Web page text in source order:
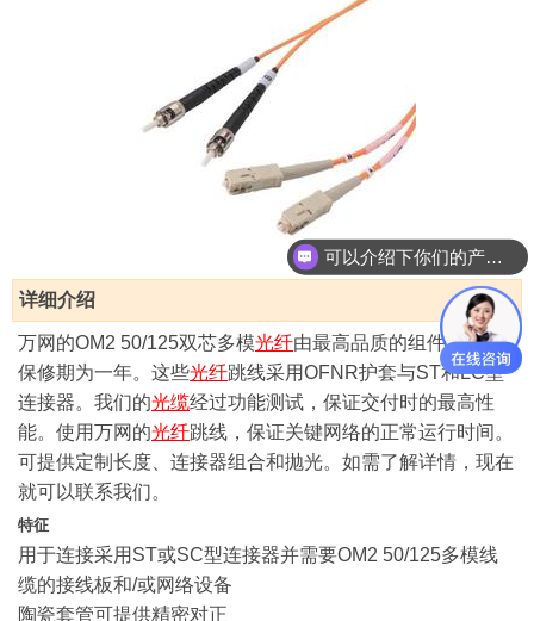
详细介绍
万网的OM2 50/125双芯多模光纤由最高品质的组件构成，
保修期为一年。这些光纤跳线采用OFNR护套与ST和LC型
连接器。我们的光缆经过功能测试，保证交付时的最高性
能。使用万网的光纤跳线，保证关键网络的正常运行时间。
可提供定制长度、连接器组合和抛光。如需了解详情，现在
就可以联系我们。
特征
用于连接采用ST或SC型连接器并需要OM2 50/125多模线
缆的接线板和/或网络设备
陶瓷套管可提供精密对正
可以介绍下你们的产品么？